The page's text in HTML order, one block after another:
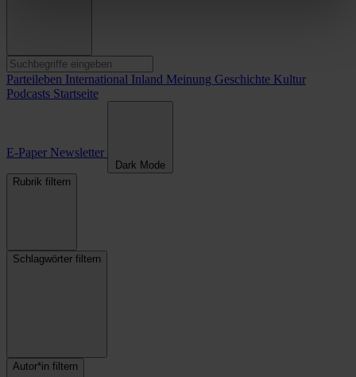
Parteileben International Inland Meinung Geschichte Kultur
Podcasts Startseite
E-Paper Newsletter
Dark Mode
Rubrik filtern
Schlagwörter filtern
Autor*in filtern